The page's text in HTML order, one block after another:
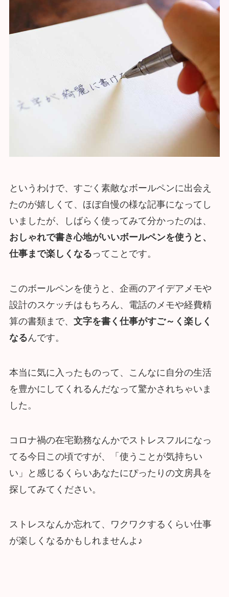
というわけで、すごく素敵なボールペンに出会え
たのが嬉しくて、ほぼ自慢の様な記事になってし
いましたが、しばらく使ってみて分かったのは、
おしゃれで書き心地がいいボールペンを使うと、
仕事まで楽しくなるってことです。
このボールペンを使うと、企画のアイデアメモや
設計のスケッチはもちろん、電話のメモや経費精
算の書類まで、 文字を書く仕事がすご～く楽しく
なるんです。
本当に気に入ったものって、こんなに自分の生活
を豊かにしてくれるんだなって驚かされちゃいま
した。
コロナ禍の在宅勤務なんかでストレスフルになっ
てる今日この頃ですが、「使うことが気持ちい
い」と感じるくらいあなたにぴったりの文房具を
探してみてください。
ストレスなんか忘れて、ワクワクするくらい仕事
が楽しくなるかもしれませんよ♪